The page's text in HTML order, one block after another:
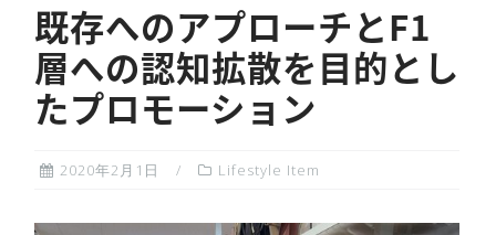
既存へのアプローチとF1
層への認知拡散を目的とし
たプロモーション
2020年2月1日 Lifestyle Item